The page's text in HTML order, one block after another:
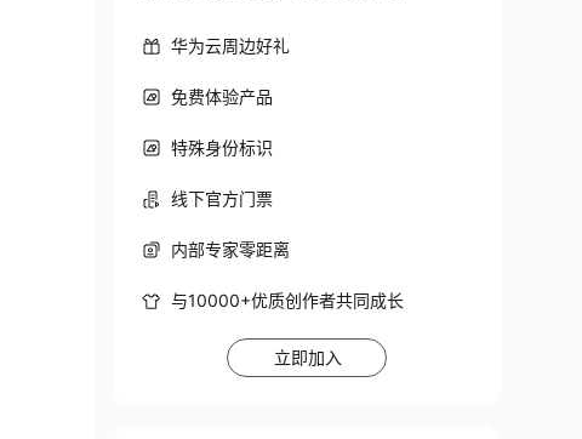
华为云周边好礼
免费体验产品
特殊身份标识
线下官方门票
内部专家零距离
与10000+优质创作者共同成长
立即加入